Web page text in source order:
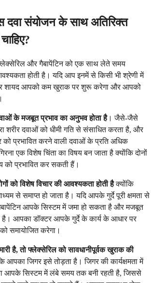
दवा संयोजन के साथ अतिरिक्त
और गैबापेंटिन को एक साथ लेते समय
होती है। यदि आप इनमें से किसी भी श्रेणी में
शायद आपको कम खुराक पर शुरू करेगा और आपको
के मजबूत प्रभाव का अनुभव होता है। जैसे-जैसे
शरीर दवाओं को धीमी गति से संसाधित करता है, और
को प्रभावित करने वाली दवाओं के प्रति अधिक
एक विशेष चिंता का विषय बन जाता है क्योंकि दोनों
प्रभावित कर सकती हैं।
को विशेष विचार की आवश्यकता होती हैक्योंकि
से समाप्त हो जाता है। यदि आपके गुर्दे पूरी क्षमता से
आपके सिस्टम में जमा हो सकता है और मजबूत
है। आपका डॉक्टर आपके गुर्दे के कार्य के आधार पर
समायोजित करेगा।
है, तो फ्लेक्सेरिल को सावधानीपूर्वक खुराक की
आपका जिगर इसे तोड़ता है। जिगर की कार्यक्षमता में
आपके सिस्टम में लंबे समय तक बनी रहती है, जिससे